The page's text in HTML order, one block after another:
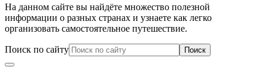
На данном сайте вы найдёте множество полезной
информации о разных странах и узнаете как легко
организовать самостоятельное путешествие.
Поиск по сайту